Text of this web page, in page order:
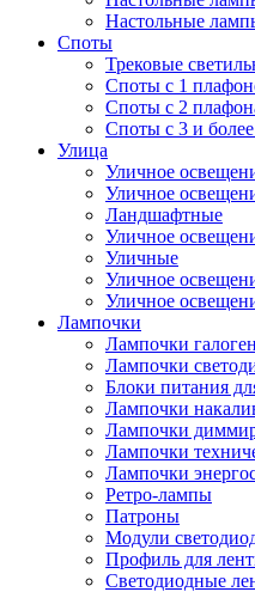
Настольные
Споты
Трековые
Споты с 1
Споты с 2
Споты с 3 и
Улица
Уличное
Уличное
Ландшафтные
Уличное
Уличные
Уличное
Уличное
Лампочки
Лампочки
Лампочки
Блоки питания
Лампочки
Лампочки
Лампочки
Лампочки
Ретро-лампы
Патроны
Модули
Профиль для
Светодиодные